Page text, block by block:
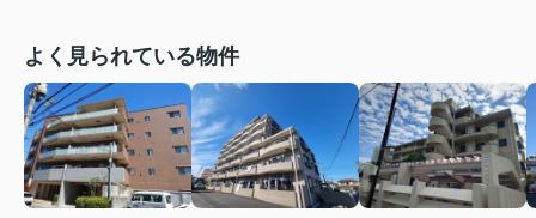
よく見られている物件